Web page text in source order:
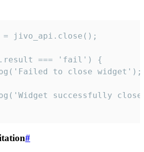
jivo_api.close();
=== 'fail') {
to close widget');
successfully
#